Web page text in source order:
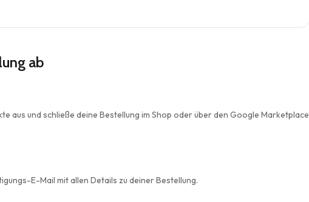
ab
aus und schließe deine Bestellung im Shop oder über den Google Marketplace
E-Mail mit allen Details zu deiner Bestellung.